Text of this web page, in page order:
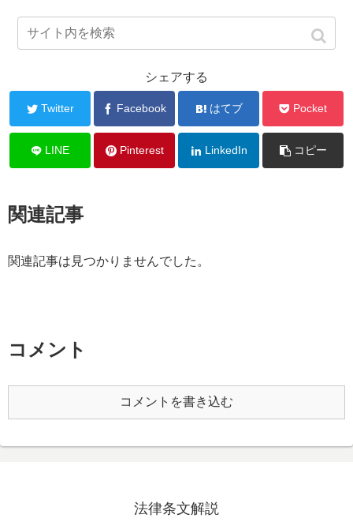
シェアする
Twitter Facebook はてブ Pocket
LINE Pinterest LinkedIn コピー
関連記事
関連記事は見つかりませんでした。
コメント
コメントを書き込む
法律条文解説